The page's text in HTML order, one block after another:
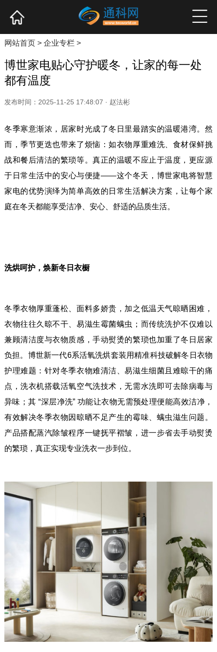
产业资讯 企业新品 高端访谈
网站首页> 企业专栏 >
博世家电贴心守护暖冬，让家的每一处
都有温度
发布时间：2025-11-25 17:48:07 · 赵法彬
冬季寒意渐浓，居家时光成了冬日里最踏实的温暖港湾。然
而，季节更迭也带来了烦恼：如衣物厚重难洗、食材保鲜挑
战和餐后清洁的繁琐等。真正的温暖不应止于温度，更应源
于日常生活中的安心与便捷——这个冬天，博世家电将智慧
家电的优势演绎为简单高效的日常生活解决方案，让每个家
庭在冬天都能享受洁净、安心、舒适的品质生活。
洗烘呵护，焕新冬日衣橱
冬季衣物厚重蓬松、面料多娇贵，加之低温天气晾晒困难，
衣物往往久晾不干、易滋生霉菌螨虫；而传统洗护不仅难以
兼顾清洁度与衣物质感，手动熨烫的繁琐也加重了冬日居家
负担。博世新一代6系活氧洗烘套装用精准科技破解冬日衣物
护理难题：针对冬季衣物难清洁、易滋生细菌且难晾干的痛
点，洗衣机搭载活氧空气洗技术，无需水洗即可去除病毒与
异味；其 “深层净洗” 功能让衣物无需预处理便能高效洁净，
有效解决冬季衣物因晾晒不足产生的霉味、螨虫滋生问题。
产品搭配蒸汽除皱程序一键抚平褶皱，进一步省去手动熨烫
的繁琐，真正实现专业洗衣一步到位。